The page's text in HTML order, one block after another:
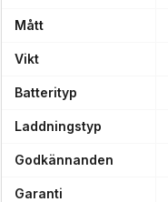
Mått
Vikt
Batterityp
Laddningstyp
Godkännanden
Garanti